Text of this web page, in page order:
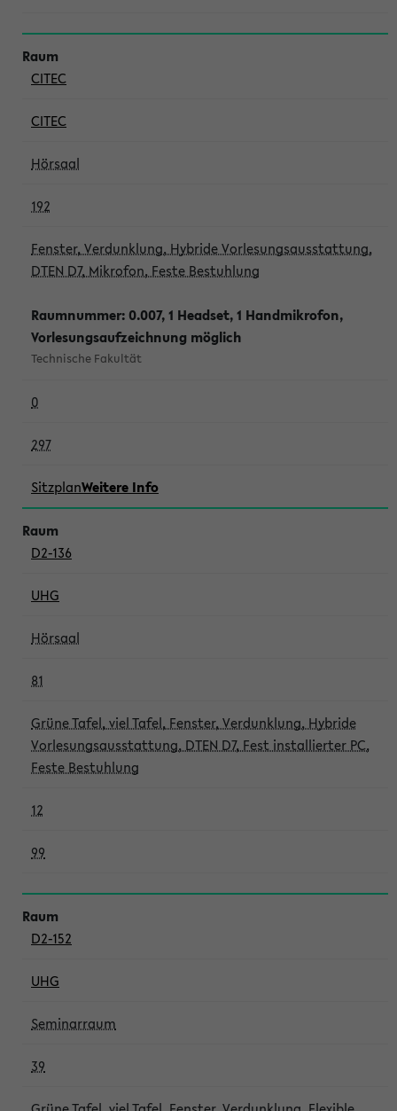
CITEC
CITEC
Hörsaal
192
Fenster, Verdunklung, Hybride Vorlesungsausstattung,
DTEN D7, Mikrofon, Feste Bestuhlung
Raumnummer: 0.007, 1 Headset, 1 Handmikrofon,
Vorlesungsaufzeichnung möglich
Technische Fakultät
0
297
SitzplanWeitere Info
D2-136
UHG
Hörsaal
81
Grüne Tafel, viel Tafel, Fenster, Verdunklung, Hybride
Vorlesungsausstattung, DTEN D7, Fest installierter PC,
Feste Bestuhlung
12
99
D2-152
UHG
Seminarraum
39